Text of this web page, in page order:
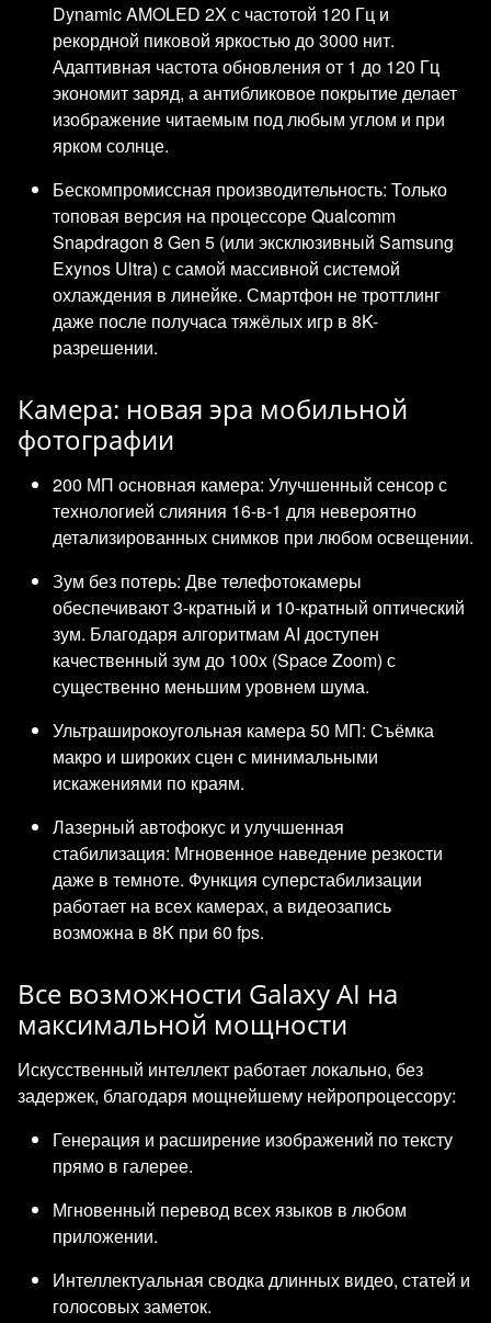
Dynamic AMOLED 2X с частотой 120 Гц и
рекордной пиковой яркостью до 3000 нит.
Адаптивная частота обновления от 1 до 120 Гц
экономит заряд, а антибликовое покрытие делает
изображение читаемым под любым углом и при
ярком солнце.
Бескомпромиссная производительность: Только
топовая версия на процессоре Qualcomm
Snapdragon 8 Gen 5 (или эксклюзивный Samsung
Exynos Ultra) с самой массивной системой
охлаждения в линейке. Смартфон не троттлинг
даже после получаса тяжёлых игр в 8K-
разрешении.
Камера: новая эра мобильной
фотографии
200 МП основная камера: Улучшенный сенсор с
технологией слияния 16-в-1 для невероятно
детализированных снимков при любом освещении.
Зум без потерь: Две телефотокамеры
обеспечивают 3-кратный и 10-кратный оптический
зум. Благодаря алгоритмам AI доступен
качественный зум до 100x (Space Zoom) с
существенно меньшим уровнем шума.
Ультраширокоугольная камера 50 МП: Съёмка
макро и широких сцен с минимальными
искажениями по краям.
Лазерный автофокус и улучшенная
стабилизация: Мгновенное наведение резкости
даже в темноте. Функция суперстабилизации
работает на всех камерах, а видеозапись
возможна в 8K при 60 fps.
Все возможности Galaxy AI на
максимальной мощности
Искусственный интеллект работает локально, без
задержек, благодаря мощнейшему нейропроцессору:
Генерация и расширение изображений по тексту
прямо в галерее.
Мгновенный перевод всех языков в любом
приложении.
Интеллектуальная сводка длинных видео, статей и
голосовых заметок.